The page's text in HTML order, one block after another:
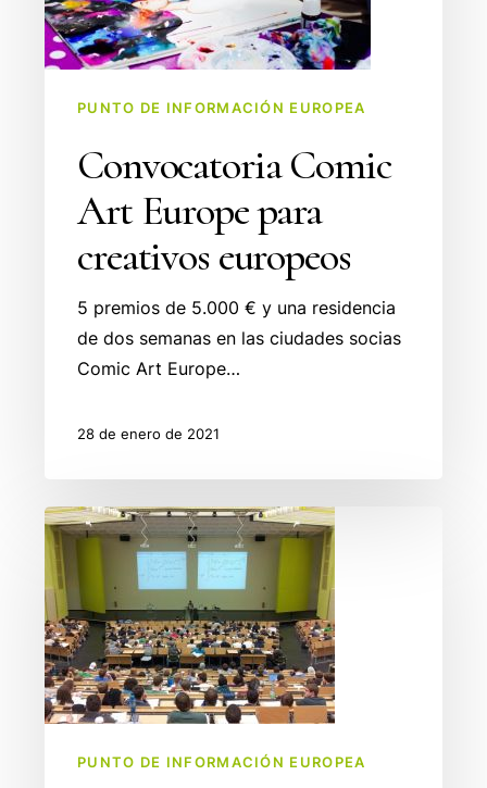
creativos
europeos
PUNTO DE INFORMACIÓN EUROPEA
Convocatoria Comic
Art Europe para
creativos europeos
5 premios de 5.000 € y una residencia
de dos semanas en las ciudades socias
Comic Art Europe…
28 de enero de 2021
XVII
Becas
Europa
para
alumnos
de
1º
Bachillerato
PUNTO DE INFORMACIÓN EUROPEA